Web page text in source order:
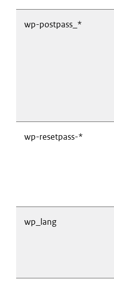
wp-postpass_*
wp-resetpass-*
wp_lang